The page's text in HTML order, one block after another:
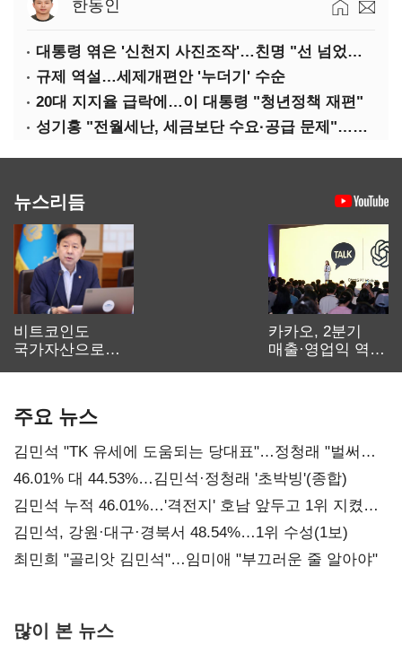
한동인
대통령 엮은 '신천지 사진조작'…친명 "선 넘었다" 격앙
규제 역설…세제개편안 '누더기' 수순
20대 지지율 급락에…이 대통령 "청년정책 재편"
성기홍 "전월세난, 세금보단 수요·공급 문제"…닥공 시사
뉴스리듬
비트코인도
국가자산으로…'
카카오, 2분기
매출·영업익 역대
주요 뉴스
김민석 "TK 유세에 도움되는 당대표"…정청래 "벌써
대표된 양 당직 배분"
46.01% 대 44.53%…김민석·정청래 '초박빙'(종합)
김민석 누적 46.01%…'격전지' 호남 앞두고 1위 지켰다
(2보)
김민석, 강원·대구·경북서 48.54%…1위 수성(1보)
최민희 "골리앗 김민석"…임미애 "부끄러운 줄 알아야"
많이 본 뉴스